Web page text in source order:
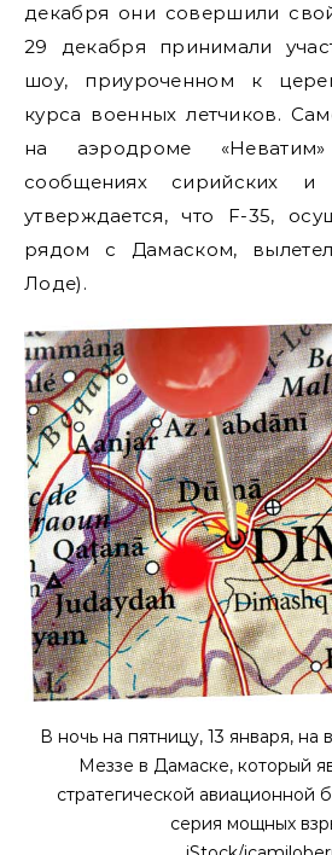
декабря они совершили
29 декабря принимали
шоу, приуроченном к
курса военных летчиков.
на аэродроме
сообщениях сирийских
утверждается, что F-35,
рядом с Дамаском,
Лоде).
В ночь на пятницу, 13 января,
Меззе в Дамаске, который
стратегической авиационной
серия мощных